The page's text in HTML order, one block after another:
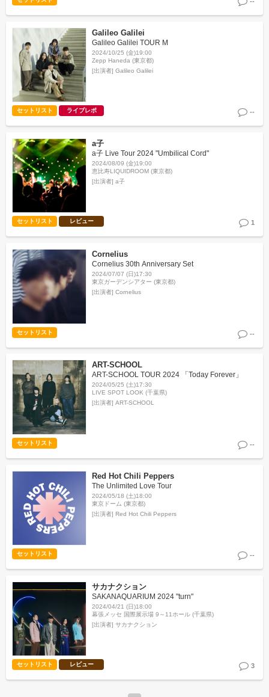
Galileo Galilei
Galileo Galilei TOUR M
2024/10/25 (金)19:00
Zepp Haneda (東京都)
[出演者] Galileo Galilei
セットリスト ライブレポ --
a子
a子 Live Tour 2024 "Umbilical Cord"
2024/08/09 (金)19:00
恵比寿LIQUIDROOM (東京都)
[出演者] a子
セットリスト レビュー 1
Cornelius
Cornelius 30th Anniversary Set
2024/07/07 (日)17:30
東京ガーデンシアター (東京都)
[出演者] Cornelius
セットリスト --
ART-SCHOOL
ART-SCHOOL TOUR 2024 「Today Forever」
2024/05/25 (土)17:30
LIVE SPOT LOOK (千葉県)
[出演者] ART-SCHOOL
セットリスト --
Red Hot Chili Peppers
The Unlimited Love Tour
2024/05/18 (土)18:00
東京ドーム (東京都)
[出演者] Red Hot Chili Peppers
セットリスト --
サカナクション
SAKANAQUARIUM 2024 "turn"
2024/04/21 (日)18:00
幕張メッセ 国際展示場 9～11ホール (千葉県)
[出演者] サカナクション
セットリスト レビュー 3